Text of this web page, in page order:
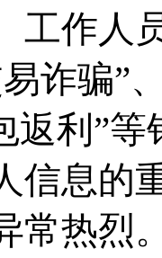
工作人
诈骗”
返利”
信息的
常热烈